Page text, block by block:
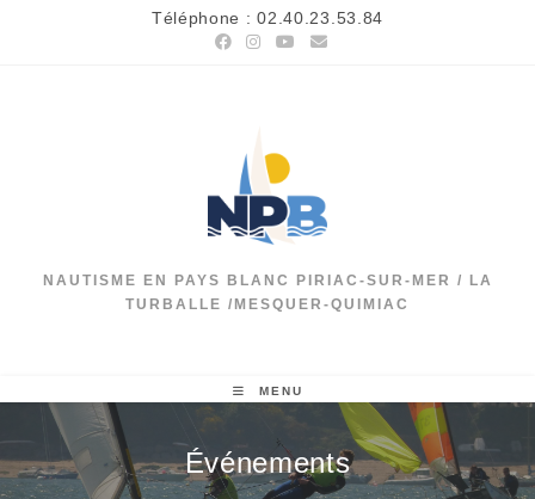
Téléphone : 02.40.23.53.84
NAUTISME EN PAYS BLANC PIRIAC-SUR-MER / LA
TURBALLE /MESQUER-QUIMIAC
MENU
Événements